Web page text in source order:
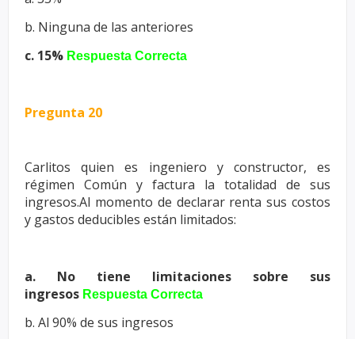
b. Ninguna de las anteriores
c. 15% Respuesta Correcta
Pregunta 20
Carlitos quien es ingeniero y constructor, es
régimen Común y factura la totalidad de sus
ingresos.Al momento de declarar renta sus costos
y gastos deducibles están limitados:
a. No tiene limitaciones sobre sus
ingresos Respuesta Correcta
b. Al 90% de sus ingresos